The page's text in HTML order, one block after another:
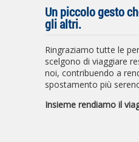
Un piccolo gesto
gli altri.
Ringraziamo tutte le
scelgono di viaggiare
noi, contribuendo a
spostamento più
Insieme rendiamo il